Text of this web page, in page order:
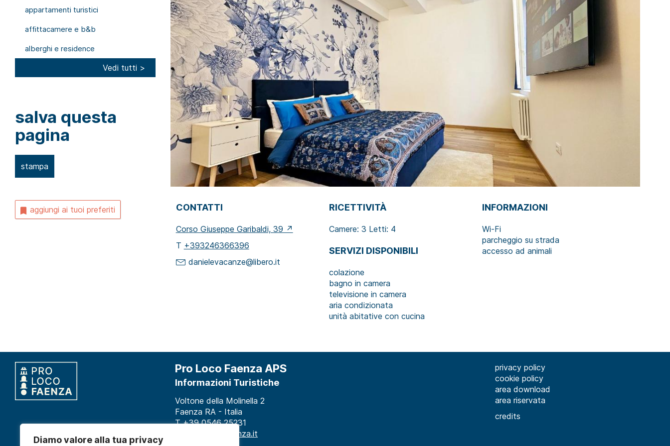
Diamo valore alla tua privacy
appartamenti turistici
affittacamere e b&b
alberghi e residence
Vedi tutti >
salva questa
pagina
stampa
aggiungi ai tuoi preferiti CONTATTI
Corso Giuseppe Garibaldi, 39 ↗
T +393246366396
danielevacanze@libero.it
RICETTIVITÀ
Camere: 3 Letti: 4
SERVIZI DISPONIBILI
colazione
bagno in camera
televisione in camera
aria condizionata
unità abitative con cucina
INFORMAZIONI
Wi-Fi
parcheggio su strada
accesso ad animali
Pro Loco Faenza APS
Informazioni Turistiche
Voltone della Molinella 2
Faenza RA - Italia
T +39 0546 25231
info@prolocofaenza.it
privacy policy
cookie policy
area download
area riservata
credits